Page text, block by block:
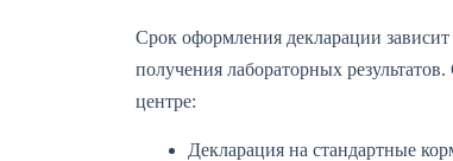
Срок оформления декларации
получения лабораторных
центре:
Декларация на стандартные